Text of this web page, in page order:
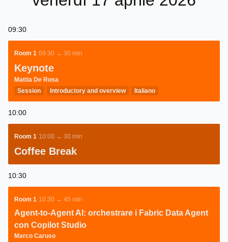
09:30
Room 1 09:30 → 30 min
Keynote
Mattia De Rosa
Session
Introductory and overview Italiano
10:00
Room 1 10:00 → 30 min
Coffee Break
10:30
Room 1 10:30 → 45 min
Agent‑to‑Agent AI: orchestrare i Fabric Data Agent
con Copilot Studio
Marco Caruso